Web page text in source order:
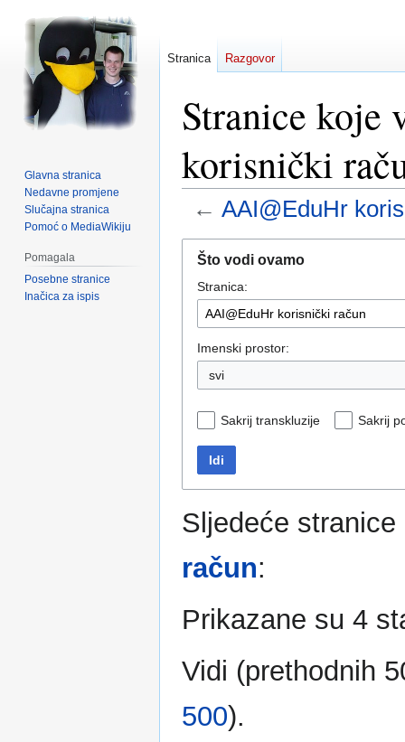
Stranice koje
korisnički
← AAI@EduHr
Prijeđi
navigaciju
Prijeđi
pretraživanje
Što vodi ovamo
Stranica:
Imenski prostor:
svi
Sakrij transkluzije Sakrij
Idi
Sljedeće
račun:
Prikazane su 4
Vidi (prethodnih
500).
Stranica Razgovor
Glavna stranica
Nedavne promjene
Slučajna stranica
Pomoć o MediaWikiju
Pomagala
Posebne stranice
Inačica za ispis